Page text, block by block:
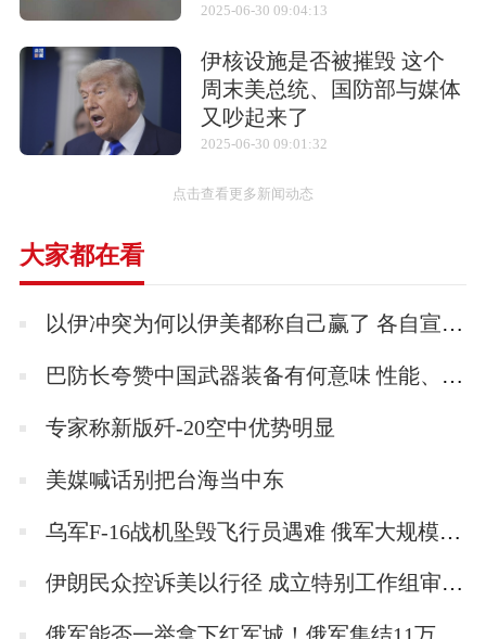
蜻蜓-2/Shafrir2 阿斯派德
1979年进行空中发射试验；1981年底转入预研
生产。
动能力的，一种机动能力极强的格斗型空空导
弹，计划用于我军新一代战斗机。该弹外观与
2025-06-30 09:04:13
伊核设施是否被摧毁 这个
周末美总统、国防部与媒体
又吵起来了
2025-06-30 09:01:32
点击查看更多新闻动态
大家都在看
以伊冲突为何以伊美都称自己赢了 各自宣称胜利的背后
巴防长夸赞中国武器装备有何意味 性能、信任与地缘战略的三重胜利！
专家称新版歼-20空中优势明显
美媒喊话别把台海当中东
乌军F-16战机坠毁飞行员遇难 俄军大规模夜袭所致
伊朗民众控诉美以行径 成立特别工作组审查侵略行为